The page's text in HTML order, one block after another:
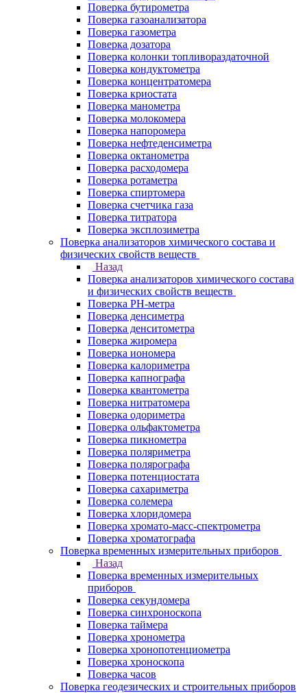
Поверка бутирометра
Поверка газоанализатора
Поверка газометра
Поверка дозатора
Поверка колонки топливораздаточной
Поверка кондуктометра
Поверка концентратомера
Поверка криостата
Поверка манометра
Поверка молокомера
Поверка напоромера
Поверка нефтеденсиметра
Поверка октанометра
Поверка расходомера
Поверка ротаметра
Поверка спиртомера
Поверка счетчика газа
Поверка титратора
Поверка эксплозиметра
Поверка анализаторов химического состава и
физических свойств веществ
Назад
Поверка анализаторов химического состава
и физических свойств веществ
Поверка PH-метра
Поверка денсиметра
Поверка денситометра
Поверка жиромера
Поверка иономера
Поверка калориметра
Поверка капнографа
Поверка квантометра
Поверка нитратомера
Поверка одориметра
Поверка ольфактометра
Поверка пикнометра
Поверка поляриметра
Поверка полярографа
Поверка потенциостата
Поверка сахариметра
Поверка солемера
Поверка хлоридомера
Поверка хромато-масс-спектрометра
Поверка хроматографа
Поверка временных измерительных приборов
Назад
Поверка временных измерительных
приборов
Поверка секундомера
Поверка синхроноскопа
Поверка таймера
Поверка хронометра
Поверка хронопотенциометра
Поверка хроноскопа
Поверка часов
Поверка геодезических и строительных приборов